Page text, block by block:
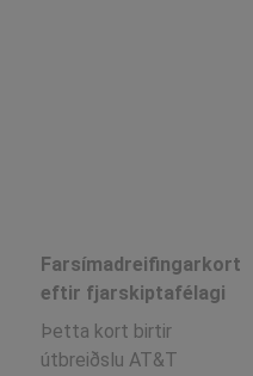
Farsímadreifingarkort
eftir fjarskiptafélagi
Þetta kort birtir
útbreiðslu AT&T